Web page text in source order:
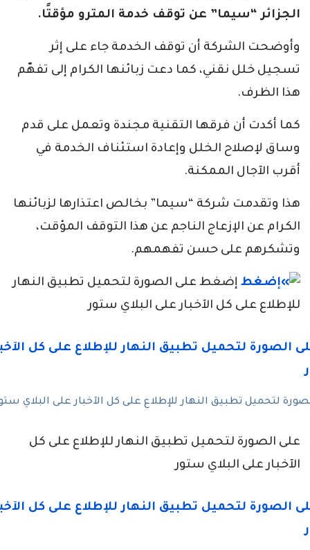
الجزائر “سيما” عن توقف خدمة المترو مؤقتًا.
وأوضحت الشركة أن توقف الخدمة جاء على إثر
تسجيل خلل نقني، كما دعت زبائنها الكرام إلى تفهّم
هذا الظرف.
كما أكدت أن فرقها التقنية مجندة وتعمل على قدم
وساق لإصلاح الخلل وإعادة استئناف الخدمة في
أقرب الآجال الممكنة.
هذا وتقدمت شركة “سيما” بخالص اعتذارها لزبائنها
الكرام عن الإزعاج الناجم عن هذا التوقف المؤقت،
وتشكرهم على حسن تفهمهم.
إضغط على الصورة لتحميل تطبيق النهار
للإطلاع على كل الآخبار على البلاي ستور
لتحميل تطبيق النهار للإطلاع على كل الآخبار على البلاي
على الصورة لتحميل تطبيق النهار للإطلاع على كل
الآخبار على البلاي ستور